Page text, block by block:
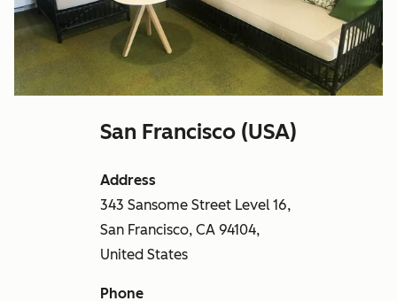
San Francisco (USA)
Address
343 Sansome Street Level 16,
San Francisco, CA 94104,
United States
Phone